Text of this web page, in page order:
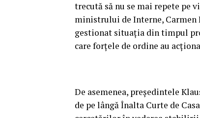
trecută să nu se mai repete pe
ministrului de Interne, Carmen
gestionat situaţia din timpul
care forţele de ordine au
De asemenea, preşedintele
de pe lângă Înalta Curte de